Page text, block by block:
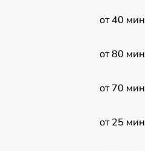
от 40 мин
от 80 мин
от 70 мин
от 25 мин